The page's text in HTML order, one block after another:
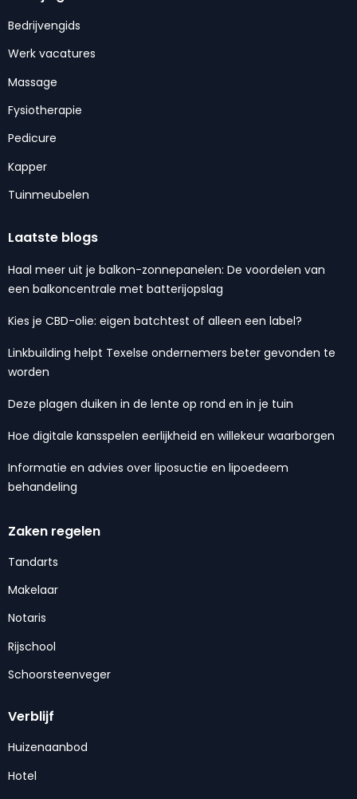
Bedrijvengids
Werk vacatures
Massage
Fysiotherapie
Pedicure
Kapper
Tuinmeubelen
Laatste blogs
Haal meer uit je balkon-zonnepanelen: De voordelen van
een balkoncentrale met batterijopslag
Kies je CBD-olie: eigen batchtest of alleen een label?
Linkbuilding helpt Texelse ondernemers beter gevonden te
worden
Deze plagen duiken in de lente op rond en in je tuin
Hoe digitale kansspelen eerlijkheid en willekeur waarborgen
Informatie en advies over liposuctie en lipoedeem
behandeling
Zaken regelen
Tandarts
Makelaar
Notaris
Rijschool
Schoorsteenveger
Verblijf
Huizenaanbod
Hotel